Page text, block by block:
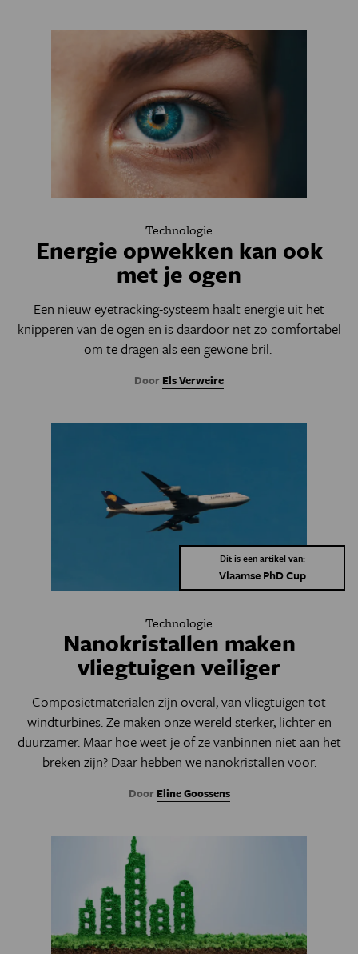
Technologie
Energie opwekken kan ook
met je ogen
Een nieuw eyetracking-systeem haalt energie uit het
knipperen van de ogen en is daardoor net zo comfortabel
om te dragen als een gewone bril.
Door Els Verweire
Dit is een artikel van:
Vlaamse PhD Cup
Technologie
Nanokristallen maken
vliegtuigen veiliger
Composietmaterialen zijn overal, van vliegtuigen tot
windturbines. Ze maken onze wereld sterker, lichter en
duurzamer. Maar hoe weet je of ze vanbinnen niet aan het
breken zijn? Daar hebben we nanokristallen voor.
Door Eline Goossens